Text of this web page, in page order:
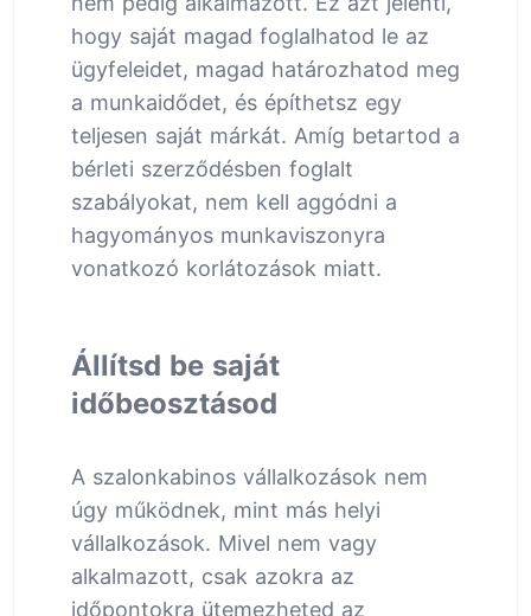
hogy saját magad foglalhatod le az
ügyfeleidet, magad határozhatod meg
a munkaidődet, és építhetsz egy
teljesen saját márkát. Amíg betartod a
bérleti szerződésben foglalt
szabályokat, nem kell aggódni a
hagyományos munkaviszonyra
vonatkozó korlátozások miatt.
Állítsd be saját
időbeosztásod
A szalonkabinos vállalkozások nem
úgy működnek, mint más helyi
vállalkozások. Mivel nem vagy
alkalmazott, csak azokra az
időpontokra ütemezheted az